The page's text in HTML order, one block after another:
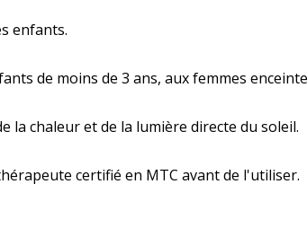
enfants.
de moins de 3 ans, aux femmes
la chaleur et de la lumière directe du soleil.
certifié en MTC avant de l'utiliser.